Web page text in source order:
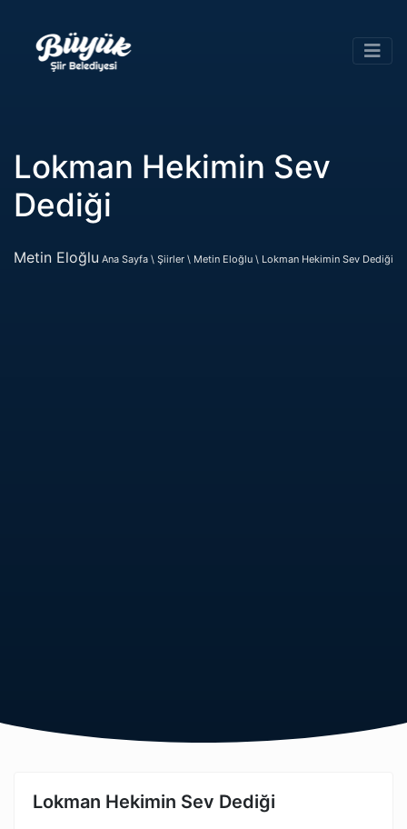
Lokman Hekimin Sev
Dediği
Metin Eloğlu Ana Sayfa \ Şiirler \ Metin Eloğlu \ Lokman Hekimin Sev Dediği
Lokman Hekimin Sev Dediği